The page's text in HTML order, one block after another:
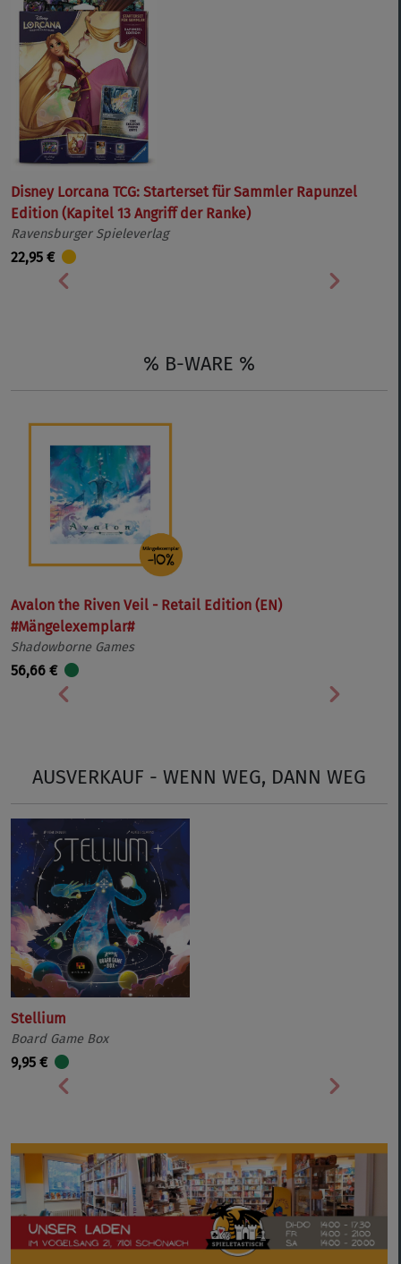
Disney Lorcana TCG: Starterset für Sammler Rapunzel
Edition (Kapitel 13 Angriff der Ranke)
Ravensburger Spieleverlag
22,95 €
Vorherige Nächste
% B-WARE %
Avalon the Riven Veil - Retail Edition (EN)
#Mängelexemplar#
Shadowborne Games
56,66 €
Vorherige Nächste
AUSVERKAUF - WENN WEG, DANN WEG
Stellium
Board Game Box
9,95 €
Vorherige Nächste